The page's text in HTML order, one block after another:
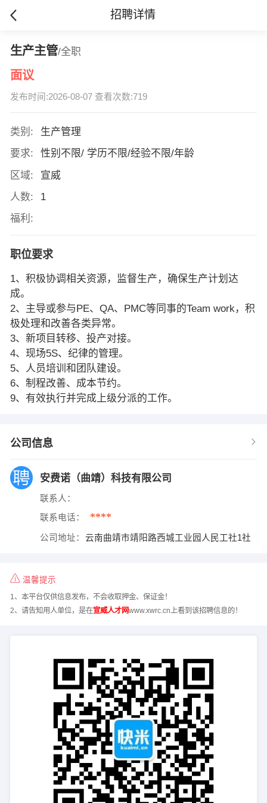
招聘详情
生产主管/全职
面议
发布时间:2026-08-07 查看次数:719
类别:
生产管理
要求:
性别不限/ 学历不限/经验不限/年龄
区域:
宣威
人数:
1
福利:
职位要求
1、积极协调相关资源，监督生产，确保生产计划达
成。
2、主导或参与PE、QA、PMC等同事的Team work，积
极处理和改善各类异常。
3、新项目转移、投产对接。
4、现场5S、纪律的管理。
5、人员培训和团队建设。
6、制程改善、成本节约。
9、有效执行并完成上级分派的工作。
公司信息
安费诺（曲靖）科技有限公司
联系人：
联系电话： ****
公司地址： 云南曲靖市靖阳路西城工业园人民工社1社
温馨提示
1、本平台仅供信息发布，不会收取押金、保证金！
2、请告知用人单位，是在宣威人才网www.xwrc.cn上看到该招聘信息的！